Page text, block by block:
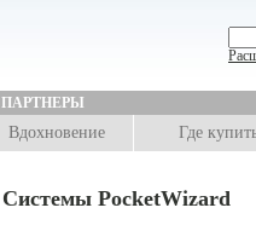
ПАРТНЕРЫ
Вдохновение Где
Системы PocketWizard